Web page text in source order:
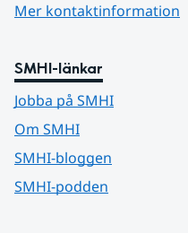
Mer kontaktinformation
SMHI-länkar
Jobba på SMHI
Om SMHI
SMHI-bloggen
SMHI-podden